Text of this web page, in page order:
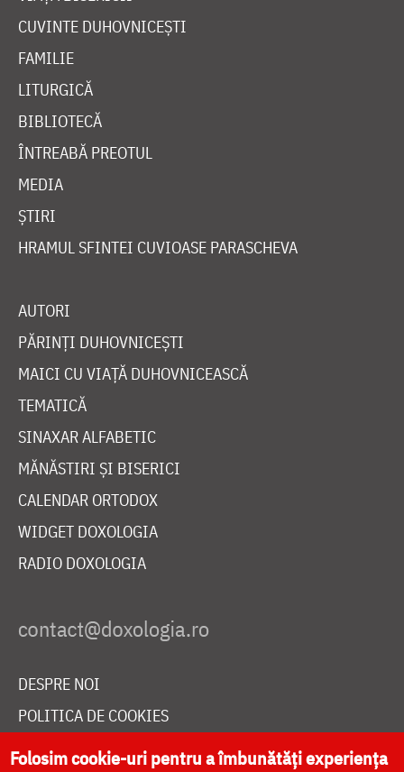
CUVINTE DUHOVNICEȘTI
FAMILIE
LITURGICĂ
BIBLIOTECĂ
ÎNTREABĂ PREOTUL
MEDIA
ȘTIRI
HRAMUL SFINTEI CUVIOASE PARASCHEVA
AUTORI
PĂRINȚI DUHOVNICEȘTI
MAICI CU VIAȚĂ DUHOVNICEASCĂ
TEMATICĂ
SINAXAR ALFABETIC
MĂNĂSTIRI ȘI BISERICI
CALENDAR ORTODOX
WIDGET DOXOLOGIA
RADIO DOXOLOGIA
DESPRE NOI
POLITICA DE COOKIES
DONEAZĂ ONLINE PENTRU CATEDRALA NAȚIONALĂ
Folosim cookie-uri pentru a îmbunătăți experiența